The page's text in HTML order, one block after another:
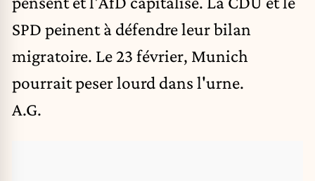
SPD peinent à défendre leur bilan
migratoire. Le 23 février, Munich
pourrait peser lourd dans l'urne.
A.G.